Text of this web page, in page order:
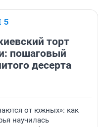
5
торт
пошаговый
десерта
от южных»: как
научилась